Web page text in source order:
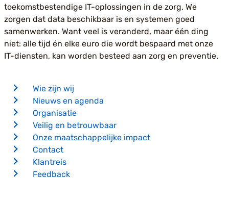
toekomstbestendige IT-oplossingen in de zorg. We
zorgen dat data beschikbaar is en systemen goed
samenwerken. Want veel is veranderd, maar één ding
niet: alle tijd én elke euro die wordt bespaard met onze
IT-diensten, kan worden besteed aan zorg en preventie.
Wie zijn wij
Nieuws en agenda
Organisatie
Veilig en betrouwbaar
Onze maatschappelijke impact
Contact
Klantreis
Feedback